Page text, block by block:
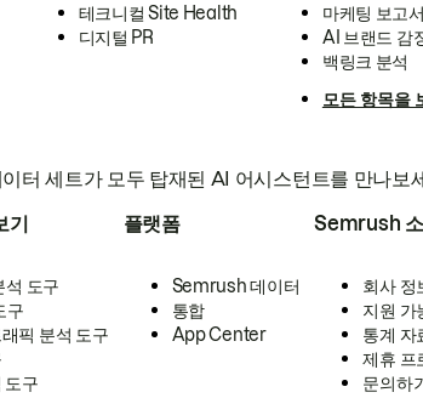
테크니컬 Site Health
디지털 PR
마케팅 보고
AI 브랜드 감
백링크 분석
모든 항목을
터 세트가 모두 탑재된 AI 어시스턴트를 만나보
기
석 도구
구
픽 분석 도구
도구
플랫폼
Semrush 데이터
통합
App Center
Semrush
회사 정
지원 가
통계 자
제휴 프
문의하